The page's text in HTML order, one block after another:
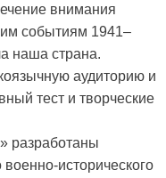
внимания
событиям 1941–
наша страна.
аудиторию и
тест и творческие
разработаны
исторического